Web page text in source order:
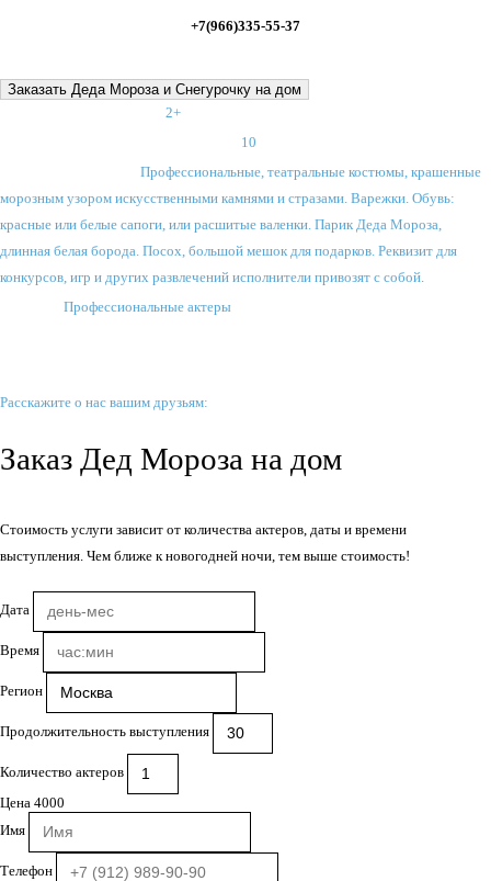
+7(966)335-55-37
Заказать Деда Мороза и Снегурочку на дом
2+
10
Профессиональные, театральные костюмы, крашенные
морозным узором искусственными камнями и стразами. Варежки. Обувь:
красные или белые сапоги, или расшитые валенки. Парик Деда Мороза,
длинная белая борода. Посох, большой мешок для подарков. Реквизит для
конкурсов, игр и других развлечений исполнители привозят с собой.
Профессиональные актеры
Расскажите о нас вашим друзьям:
Заказ Дед Мороза на дом
Стоимость услуги зависит от количества актеров, даты и времени
выступления. Чем ближе к новогодней ночи, тем выше стоимость!
Дата
Время
Регион
Продолжительность выступления
Количество актеров
Цена 4000
Имя
Телефон